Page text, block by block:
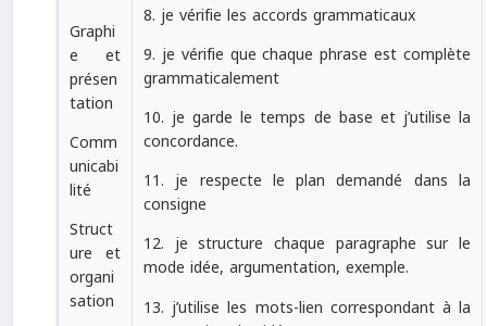
Graphi
e et
présen
tation
Comm
unicabi
lité
Struct
ure et
organi
sation
8. je vérifie les accords grammaticaux
9. je vérifie que chaque phrase est complète
grammaticalement
10. je garde le temps de base et j’utilise la
concordance.
11. je respecte le plan demandé dans la
consigne
12. je structure chaque paragraphe sur le
mode idée, argumentation, exemple.
13. j’utilise les mots-lien correspondant à la